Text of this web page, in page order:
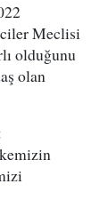
Meclisi
olduğunu
olan